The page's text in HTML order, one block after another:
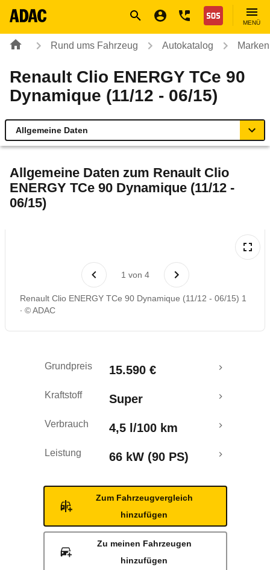
Nothilfe
MENÜ
Rund ums Fahrzeug Autokatalog
Renault Clio ENERGY TCe 90
Dynamique (11/12 - 06/15)
Allgemeine Daten
Technische Daten
Rückrufe & Mängel
Crashtest
Allgemeine Daten zum Renault Clio
ENERGY TCe 90 Dynamique (11/12 -
06/15)
1 von 4
Renault Clio ENERGY TCe 90 Dynamique (11/12 - 06/15) 1
© ADAC
Grundpreis 15.590 €
Kraftstoff Super
Verbrauch 4,5 l/100 km
Leistung 66 kW (90 PS)
Zum Fahrzeugvergleich
hinzufügen
Zu meinen Fahrzeugen
hinzufügen